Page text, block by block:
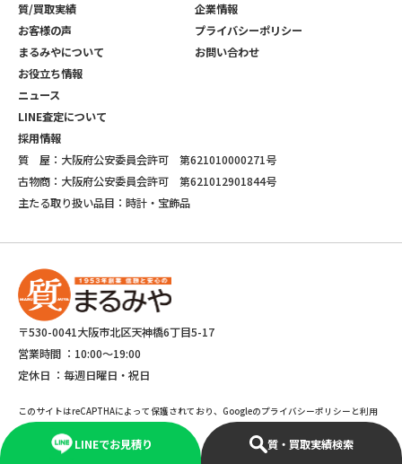
LINEでお見積り 質・買取実績検索
質/買取実績
お客様の声
まるみやについて
お役立ち情報
ニュース
LINE査定について
採用情報
企業情報
プライバシーポリシー
お問い合わせ
質 屋：大阪府公安委員会許可 第621010000271号
古物商：大阪府公安委員会許可 第621012901844号
主たる取り扱い品目：時計・宝飾品
〒530-0041大阪市北区天神橋6丁目5-17
営業時間 ： 10:00～19:00
定休日 ： 毎週日曜日・祝日
このサイトはreCAPTHAによって保護されており、Googleのプライバシーポリシーと利用
規約が適応されます。